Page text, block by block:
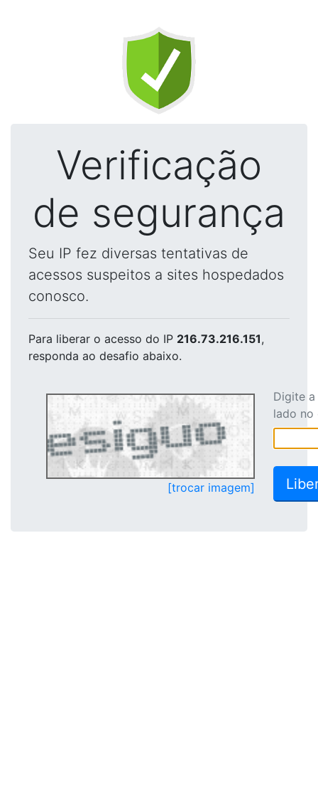
Verificação
de segurança
Seu IP fez diversas tentativas de
acessos suspeitos a sites hospedados
conosco.
Para liberar o acesso do IP 216.73.216.151,
responda ao desafio abaixo.
[trocar imagem]
Digite
lado no